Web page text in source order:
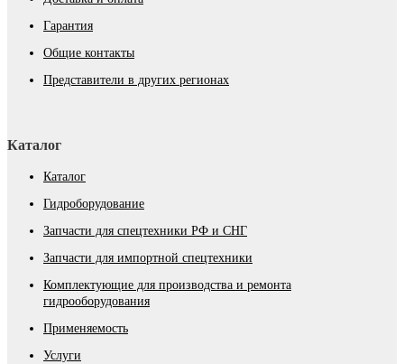
Гарантия
Общие контакты
Представители в других регионах
Каталог
Каталог
Гидроборудование
Запчасти для спецтехники РФ и СНГ
Запчасти для импортной спецтехники
Комплектующие для производства и ремонта
гидрооборудования
Применяемость
Услуги